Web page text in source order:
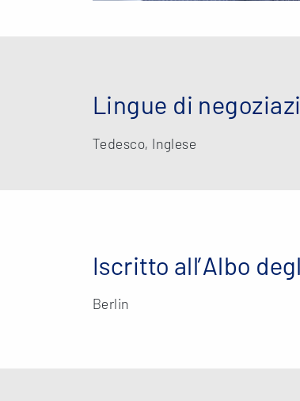
Lingue di
Tedesco, Inglese
Iscritto all’Albo
Berlin